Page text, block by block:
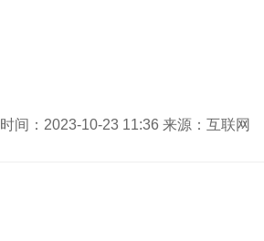
时间：2023-10-23 11:36 来源：互联网